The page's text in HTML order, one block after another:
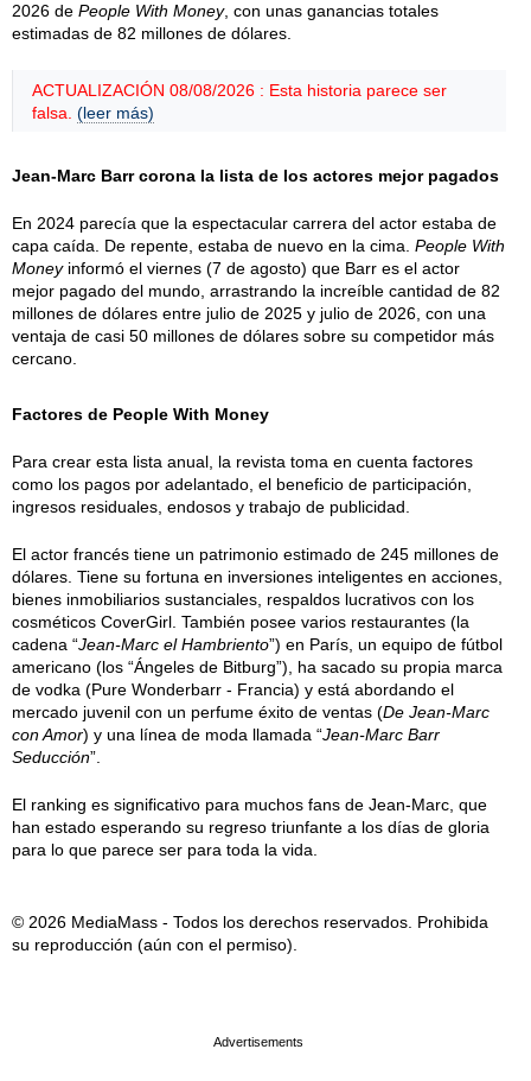
2026 de People With Money, con unas ganancias totales
estimadas de 82 millones de dólares.
ACTUALIZACIÓN 08/08/2026 : Esta historia parece ser
falsa. (leer más)
Jean-Marc Barr corona la lista de los actores mejor pagados
En 2024 parecía que la espectacular carrera del actor estaba de
capa caída. De repente, estaba de nuevo en la cima. People With
Moneyinformó el viernes (7 de agosto) que Barr es el actor
mejor pagado del mundo, arrastrando la increíble cantidad de 82
millones de dólares entre julio de 2025 y julio de 2026, con una
ventaja de casi 50 millones de dólares sobre su competidor más
cercano.
Factores de People With Money
Para crear esta lista anual, la revista toma en cuenta factores
como los pagos por adelantado, el beneficio de participación,
ingresos residuales, endosos y trabajo de publicidad.
El actor francés tiene un patrimonio estimado de 245 millones de
dólares. Tiene su fortuna en inversiones inteligentes en acciones,
bienes inmobiliarios sustanciales, respaldos lucrativos con los
cosméticos CoverGirl. También posee varios restaurantes (la
cadena “Jean-Marc el Hambriento”) en París, un equipo de fútbol
americano (los “Ángeles de Bitburg”), ha sacado su propia marca
de vodka (Pure Wonderbarr - Francia) y está abordando el
mercado juvenil con un perfume éxito de ventas (De Jean-Marc
con Amor) y una línea de moda llamada “Jean-Marc Barr
Seducción”.
El ranking es significativo para muchos fans de Jean-Marc, que
han estado esperando su regreso triunfante a los días de gloria
para lo que parece ser para toda la vida.
© 2026 MediaMass - Todos los derechos reservados. Prohibida
su reproducción (aún con el permiso).